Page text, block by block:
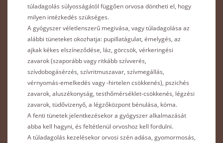
túladagolás súlyosságától függően orvosa döntheti el, hogy
milyen intézkedés szükséges.
A gyógyszer véletlenszerű megivása, vagy túladagolása az
alábbi tüneteket okozhatja: pupillatágulat, émelygés, az
ajkak kékes elszíneződése, láz, görcsök, vérkeringési
zavarok (szaporább vagy ritkább szívverés,
szívdobogásérzés, szívritmuszavar, szívmegállás,
vérnyomás-emelkedés vagy -hirtelen csökkenés), pszichés
zavarok, aluszékonyság, testhőmérséklet-csökkenés, légzési
zavarok, tüdővizenyő, a légzőközpont bénulása, kóma.
A fenti tünetek jelentkezésekor a gyógyszer alkalmazását
abba kell hagyni, és feltétlenül orvoshoz kell fordulni.
A túladagolás kezelésekor orvosi szén adása, gyomormosás,